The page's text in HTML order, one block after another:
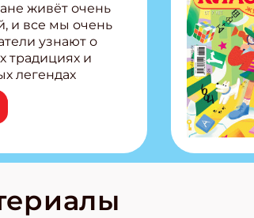
живёт очень
и все мы очень
узнают о
традициях и
легендах
Внутри:
башкир и
игра
Традиционные
приключения!